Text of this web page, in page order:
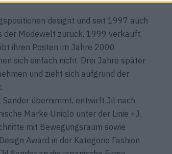
designt und seit 1997 auch
der Modewelt zurück. 1999 verkauft
ihren Posten im Jahre 2000
sich einfach nicht. Drei Jahre später
und zieht sich aufgrund der
Sander übernimmt, entwirft Jil nach
Marke Uniqlo unter der Linie +J.
mit Bewegungsraum sowie
Award in der Kategorie Fashion